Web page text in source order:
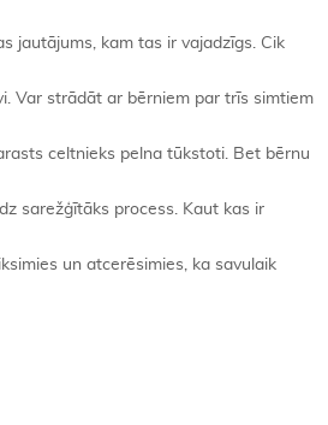
jautājums, kam tas ir vajadzīgs. Cik
Var strādāt ar bērniem par trīs simtiem
celtnieks pelna tūkstoti. Bet bērnu
sarežģītāks process. Kaut kas ir
un atcerēsimies, ka savulaik